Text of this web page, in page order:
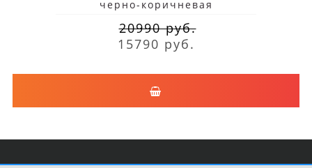
черно-коричневая
20990 руб.
15790 руб.